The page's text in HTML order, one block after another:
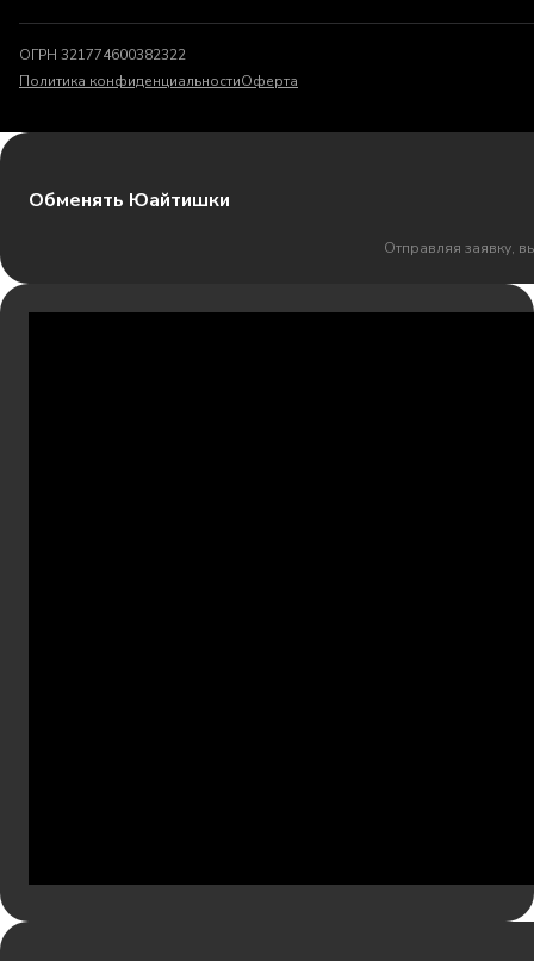
ОГРН 321774600382322
Политика конфиденциальностиОферта
Обменять Юайтишки
Отправляя заявку,